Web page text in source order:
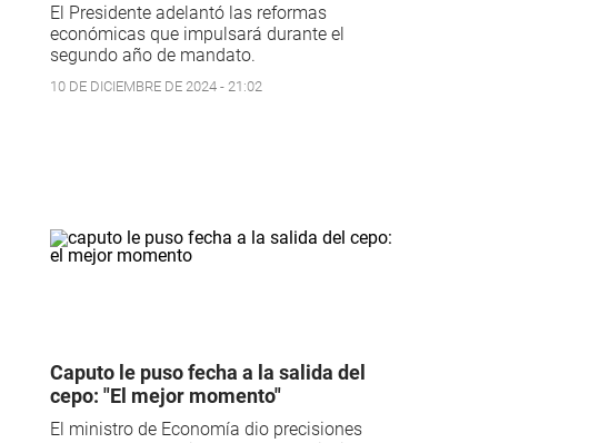
El Presidente adelantó las reformas
económicas que impulsará durante el
segundo año de mandato.
10 DE DICIEMBRE DE 2024 - 21:02
Caputo le puso fecha a la salida del
cepo: "El mejor momento"
El ministro de Economía dio precisiones